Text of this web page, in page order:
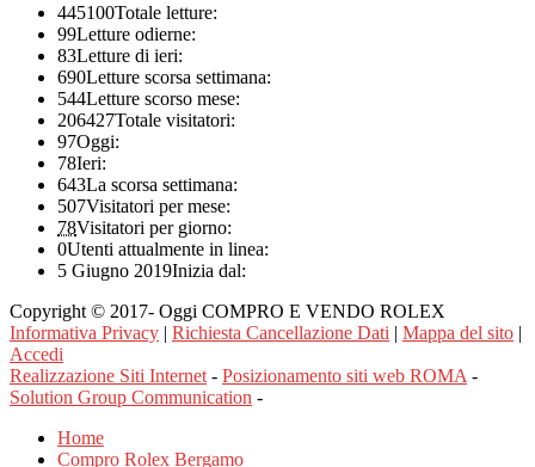
445100Totale letture:
99Letture odierne:
83Letture di ieri:
690Letture scorsa settimana:
544Letture scorso mese:
206427Totale visitatori:
97Oggi:
78Ieri:
643La scorsa settimana:
507Visitatori per mese:
78Visitatori per giorno:
0Utenti attualmente in linea:
5 Giugno 2019Inizia dal:
Copyright © 2017- Oggi COMPRO E VENDO ROLEX
Informativa Privacy | Richiesta Cancellazione Dati | Mappa del sito |
Accedi
Realizzazione Siti Internet - Posizionamento siti web ROMA -
Solution Group Communication -
Home
Compro Rolex Bergamo